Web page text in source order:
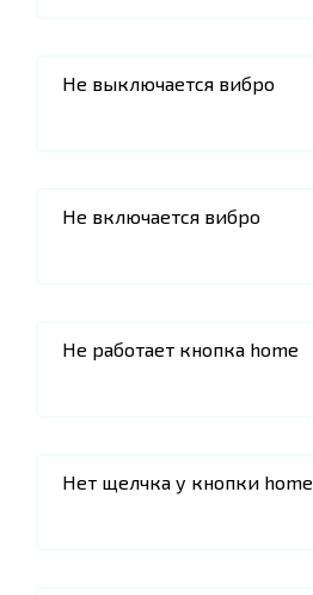
Не выключается вибро
Не включается вибро
Не работает кнопка home
Нет щелчка у кнопки home